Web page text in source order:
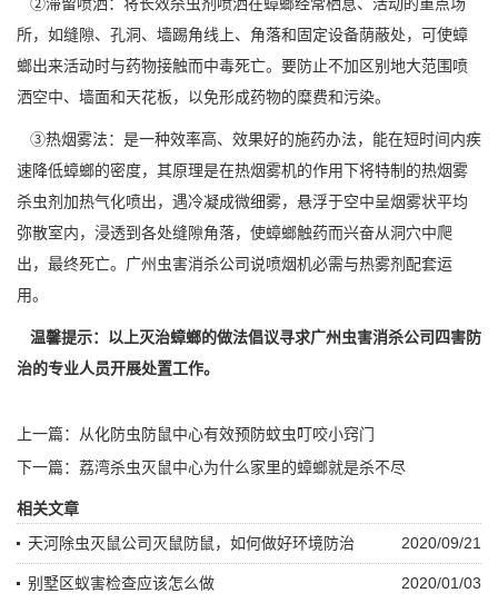
所，如缝隙、孔洞、墙踢角线上、角落和固定设备荫蔽处，可使蟑
螂出来活动时与药物接触而中毒死亡。要防止不加区别地大范围喷
洒空中、墙面和天花板，以免形成药物的糜费和污染。
③热烟雾法：是一种效率高、效果好的施药办法，能在短时间内疾
速降低蟑螂的密度，其原理是在热烟雾机的作用下将特制的热烟雾
杀虫剂加热气化喷出，遇冷凝成微细雾，悬浮于空中呈烟雾状平均
弥散室内，浸透到各处缝隙角落，使蟑螂触药而兴奋从洞穴中爬
出，最终死亡。广州虫害消杀公司说喷烟机必需与热雾剂配套运
用。
温馨提示：以上灭治蟑螂的做法倡议寻求广州虫害消杀公司四害防
治的专业人员开展处置工作。
上一篇：
从化防虫防鼠中心有效预防蚊虫叮咬小窍门
下一篇： 荔湾杀虫灭鼠中心为什么家里的蟑螂就是杀不尽
相关文章
2020/09/21
天河除虫灭鼠公司灭鼠防鼠，如何做好环境防治
2020/01/03
别墅区蚁害检查应该怎么做